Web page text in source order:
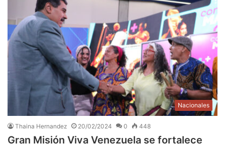
Nacionales
Thaina Hernandez 20/02/2024 0 448
Gran Misión Viva Venezuela se fortalece